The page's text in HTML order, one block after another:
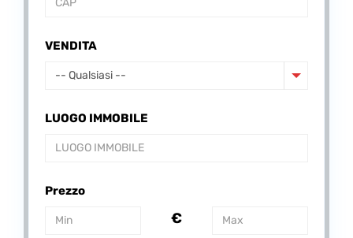
VENDITA
-- Qualsiasi --
LUOGO IMMOBILE
Prezzo
€